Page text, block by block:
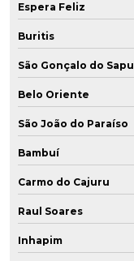
Espera Feliz
Buritis
São Gonçalo do
Belo Oriente
São João do Paraíso
Bambuí
Carmo do Cajuru
Raul Soares
Inhapim